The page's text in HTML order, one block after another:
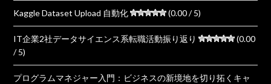
Kaggle Dataset Upload 自動化 (0.00 / 5)
IT企業2社データサイエンス系転職活動振り返り
(0.00
/ 5)
プログラムマネジャー入門：ビジネスの新境地を切り拓くキャ